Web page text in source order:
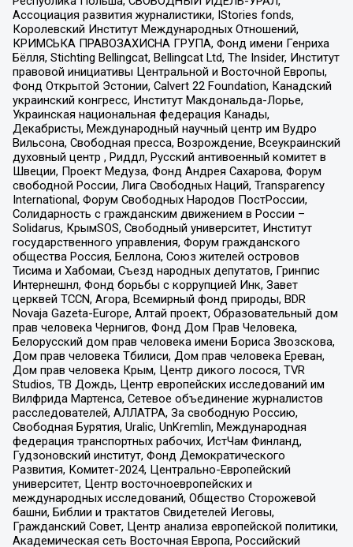
Ассоциация развития журналистики, IStories fonds,
Королевский Институт Международных Отношений,
КРИМСЬКА ПРАВОЗАХИСНА ГРУПА, Фонд имени Генриха
Бёлля, Stichting Bellingcat, Bellingcat Ltd, The Insider, Институт
правовой инициативы Центральной и Восточной Европы,
Фонд Открытой Эстонии, Calvert 22 Foundation, Канадский
украинский конгресс, Институт Макдональда-Лорье,
Украинская национальная федерация Канады,
Декабристы, Международный научный центр им Вудро
Вильсона, Свободная пресса, Возрождение, Всеукраинский
духовный центр , Риддл, Русский антивоенный комитет в
Швеции, Проект Медуза, Фонд Андрея Сахарова, Форум
свободной России, Лига Свободных Наций, Transparеncy
International, Форум Свободных Народов ПостРоссии,
Солидарность с гражданским движением в России –
Solidarus, КрымSOS, Свободный университет, Институт
государственного управления, Форум гражданского
общества Россия, Беллона, Союз жителей островов
Тисима и Хабомаи, Съезд народных депутатов, Гринпис
Интернешнл, Фонд борьбы с коррупцией Инк, Завет
церквей TCCN, Агора, Всемирный фонд природы, BDR
Novaja Gazeta-Europe, Алтай проект, Образовательный дом
прав человека Чернигов, Фонд Дом Прав Человека,
Белорусский дом прав человека имени Бориса Звозскова,
Дом прав человека Тбилиси, Дом прав человека Ереван,
Дом прав человека Крым, Центр дикого лосося, TVR
Studios, ТВ Дождь, Центр европейских исследований им
Вилфрида Мартенса, Сетевое объединение журналистов
расследователей, АЛЛАТРА, За свободную Россию,
Свободная Бурятия, Uralic, UnKremlin, Международная
федерация транспортных рабочих, ИстЧам Финланд,
Гудзоновский институт, Фонд Демократического
Развития, Комитет-2024, Центрально-Европейский
университет, Центр восточноевропейских и
международных исследований, Общество Сторожевой
башни, Библии и трактатов Свидетелей Иеговы,
Гражданский Совет, Центр анализа европейской политики,
Академическая сеть Восточная Европа, Российский